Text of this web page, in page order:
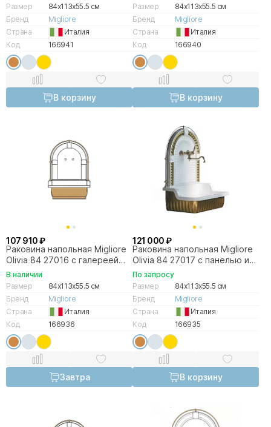
Размер
84x113x55.5 см
Бренд
Migliore
Страна
Италия
Код
166941
В корзину
Размер
84x113x55.5 см
Бренд
Migliore
Страна
Италия
Код
166940
В корзину
107 910 ₽
Раковина напольная Migliore
Olivia 84 27016 с галереей
бронза, панель белая
В наличии
Размер
84x113x55.5 см
Бренд
Migliore
Страна
Италия
Код
166936
Завтра
121 000 ₽
Раковина напольная Migliore
Olivia 84 27017 с панелью и
галереей, бронза
По запросу
Размер
84x113x55.5 см
Бренд
Migliore
Страна
Италия
Код
166935
В корзину